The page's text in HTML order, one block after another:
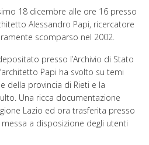
18 dicembre alle ore 16 presso
Alessandro Papi, ricercatore
scomparso nel 2002.
presso l’Archivio di Stato
Papi ha svolto su temi
della provincia di Rieti e la
Una ricca documentazione
Lazio ed ora trasferita presso
messa a disposizione degli utenti